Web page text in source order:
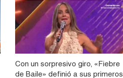
Con un sorpresivo giro, «Fiebre
de Baile» definió a sus primeros